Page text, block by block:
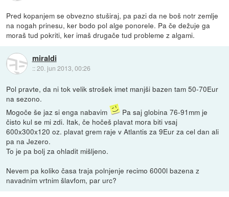
Pred kopanjem se obvezno stuširaj, pa pazi da ne boš notr zemlje
na nogah prinesu, ker bodo pol alge ponorele. Pa če dežuje ga
moraš tud pokriti, ker imaš drugače tud probleme z algami.
miraldi
::20. jun 2013, 00:26
Pol pravte, da ni tok velik strošek imet manjši bazen tam 50-70Eur
na sezono.
Mogoče še jaz si enga nabavim
Pa saj globina 76-91mm je
čisto kul se mi zdi. Itak, če hočeš plavat mora biti vsaj
600x300x120 oz. plavat grem raje v Atlantis za 9Eur za cel dan ali
pa na Jezero.
To je pa bolj za ohladit mišljeno.
Nevem pa koliko časa traja polnjenje recimo 6000l bazena z
navadnim vrtnim šlavfom, par urc?